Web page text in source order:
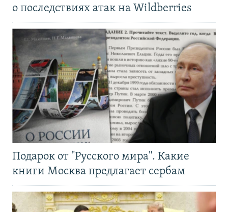
о последствиях атак на Wildberries
Подарок от "Русского мира". Какие
книги Москва предлагает сербам